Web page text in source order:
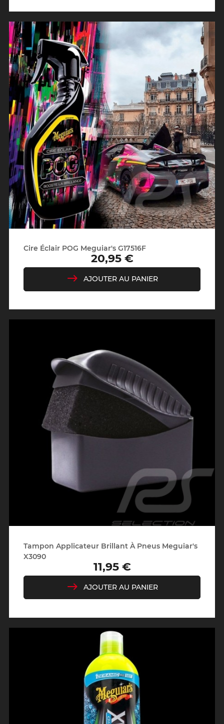
Cire Éclair POG Meguiar's G17516F
Prix
20,95 €
AJOUTER AU PANIER
Tampon Applicateur Brillant À Pneus Meguiar's
X3090
Prix
11,95 €
AJOUTER AU PANIER